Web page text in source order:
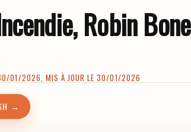
Robin
01/2026, MIS À JOUR LE 30/01/2026
→